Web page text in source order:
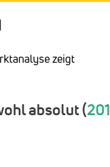
zeigt
absolut (201